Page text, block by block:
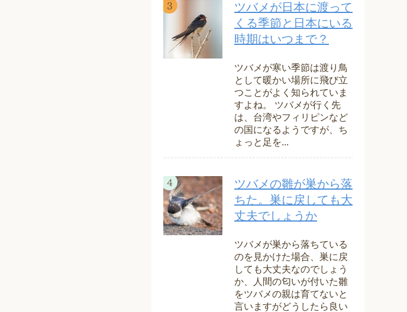
ツバメが日本に渡って
くる季節と日本にいる
時期はいつまで？
ツバメが寒い季節は渡り鳥
として暖かい場所に飛び立
つことがよく知られていま
すよね。 ツバメが行く先
は、台湾やフィリピンなど
の国になるようですが、ち
ょっと足を...
ツバメの雛が巣から落
ちた。巣に戻しても大
丈夫でしょうか
ツバメが巣から落ちている
のを見かけた場合、巣に戻
しても大丈夫なのでしょう
か、人間の匂いが付いた雛
をツバメの親は育てないと
言いますがどうしたら良い